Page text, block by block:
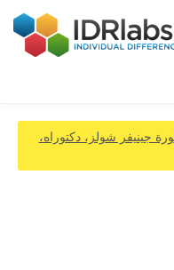
جينيفر شولز، دكتوراه،